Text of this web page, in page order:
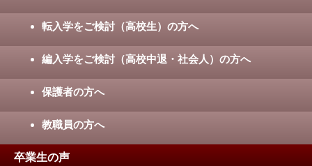
転入学をご検討（高校生）の方へ
編入学をご検討（高校中退・社会人）の方へ
保護者の方へ
教職員の方へ
卒業生の声